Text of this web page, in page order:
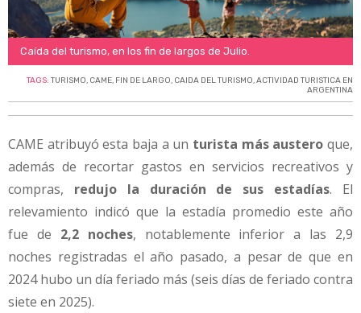
Caída del turismo, en los fin de largos de Julio.
TAGS: TURISMO, CAME, FIN DE LARGO, CAIDA DEL TURISMO,ACTIVIDAD TURISTICA EN
ARGENTINA
CAME atribuyó esta baja a un turista más austero que,
además de recortar gastos en servicios recreativos y
compras, redujo la duración de sus estadías. El
relevamiento indicó que la estadía promedio este año
fue de 2,2 noches, notablemente inferior a las 2,9
noches registradas el año pasado, a pesar de que en
2024 hubo un día feriado más (seis días de feriado contra
siete en 2025).